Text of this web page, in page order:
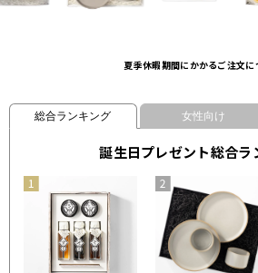
夏季休暇期間にかかるご注文に
総合ランキング 女性向け
誕生日プレゼント総合ラ